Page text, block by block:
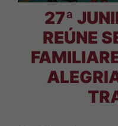
27ª
REÚNE